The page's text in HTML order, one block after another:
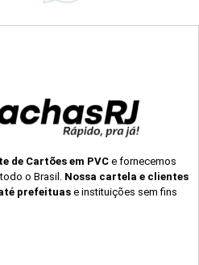
de Cartões em PVC e fornecemos
o Brasil. Nossa cartela e clientes
prefeituas e instituições sem fins